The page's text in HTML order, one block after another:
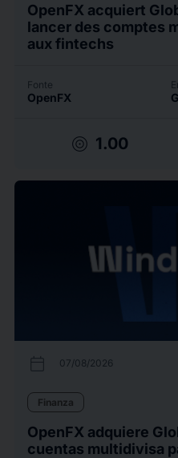
OpenFX acquiert
lancer des comptes
aux fintechs
Fonte
OpenFX
target 1.00
calendar_today 07/08/2026
Finanza
OpenFX adquiere
cuentas multidivisa